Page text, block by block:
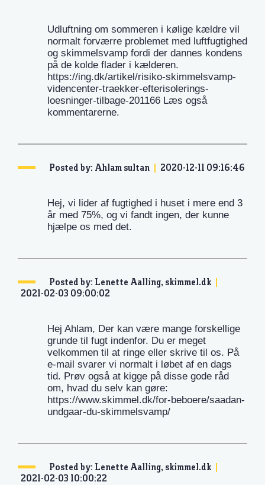
Udluftning om sommeren i kølige kældre vil
normalt forværre problemet med luftfugtighed
og skimmelsvamp fordi der dannes kondens
på de kolde flader i kælderen.
https://ing.dk/artikel/risiko-skimmelsvamp-
videncenter-traekker-efterisolerings-
loesninger-tilbage-201166 Læs også
kommentarerne.
Posted by: Ahlam sultan 2020-12-11 09:16:46
Hej, vi lider af fugtighed i huset i mere end 3
år med 75%, og vi fandt ingen, der kunne
hjælpe os med det.
Posted by: Lenette Aalling, skimmel.dk
2021-02-03 09:00:02
Hej Ahlam, Der kan være mange forskellige
grunde til fugt indenfor. Du er meget
velkommen til at ringe eller skrive til os. På
e-mail svarer vi normalt i løbet af en dags
tid. Prøv også at kigge på disse gode råd
om, hvad du selv kan gøre:
https://www.skimmel.dk/for-beboere/saadan-
undgaar-du-skimmelsvamp/
Posted by: Lenette Aalling, skimmel.dk
2021-02-03 10:00:22